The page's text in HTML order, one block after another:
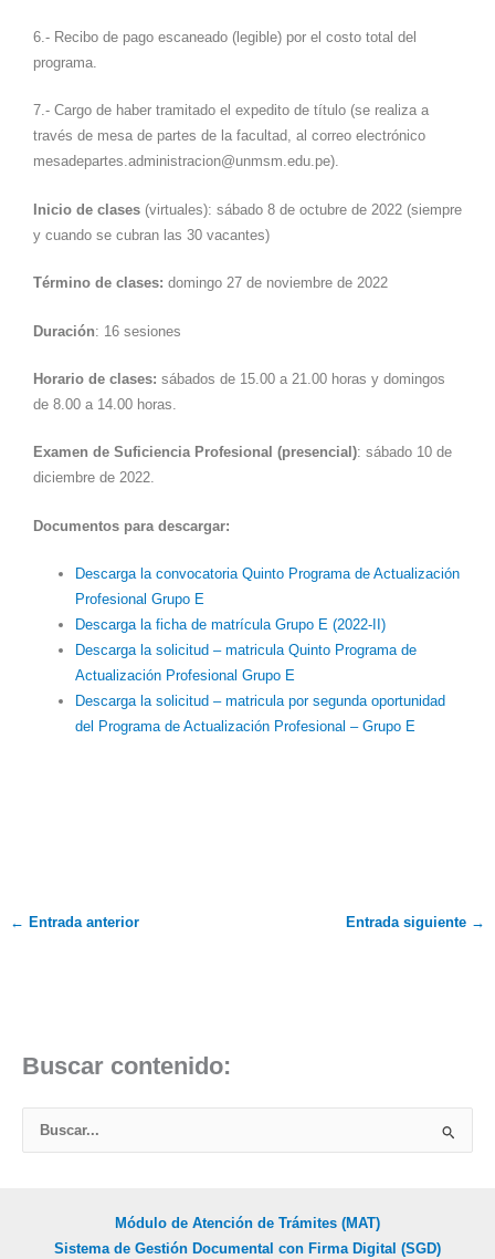
6.- Recibo de pago escaneado (legible) por el costo total del
programa.
7.- Cargo de haber tramitado el expedito de título (se realiza a
través de mesa de partes de la facultad, al correo electrónico
mesadepartes.administracion@unmsm.edu.pe).
Inicio de clases(virtuales): sábado 8 de octubre de 2022 (siempre
y cuando se cubran las 30 vacantes)
Término de clases: domingo 27 de noviembre de 2022
Duración: 16 sesiones
Horario de clases: sábados de 15.00 a 21.00 horas y domingos
de 8.00 a 14.00 horas.
Examen de Suficiencia Profesional (presencial): sábado 10 de
diciembre de 2022.
Documentos para descargar:
Descarga la convocatoria Quinto Programa de Actualización
Profesional Grupo E
Descarga la ficha de matrícula Grupo E (2022-II)
Descarga la solicitud – matricula Quinto Programa de
Actualización Profesional Grupo E
Descarga la solicitud – matricula por segunda oportunidad
del Programa de Actualización Profesional – Grupo E
← Entrada anterior Entrada siguiente →
Buscar contenido:
Módulo de Atención de Trámites (MAT)
Sistema de Gestión Documental con Firma Digital (SGD)